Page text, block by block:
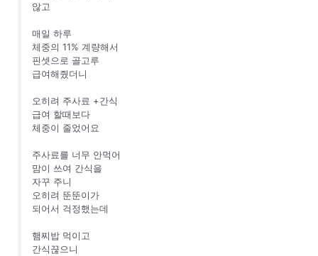
않고
매일 하루
체중의 11% 계량해서
핀셋으로 골고루
급여해줬더니
오히려 주사료 +간식
급여 할때보다
체중이 줄었어요
주사료를 너무 안먹어
맘이 쓰여 간식을
자꾸 주니
오히려 뚠뚠이가
되어서 걱정했는데
햄찌밥 먹이고
간식끊으니